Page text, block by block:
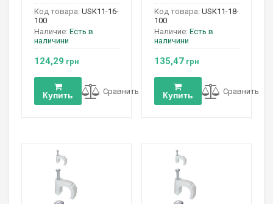
Код товара: USK11-16-
100
Наличие: Есть в
наличини
124,29 грн
Купить Сравнить
Код товара: USK11-18-
100
Наличие: Есть в
наличини
135,47грн
Купить Сравнить